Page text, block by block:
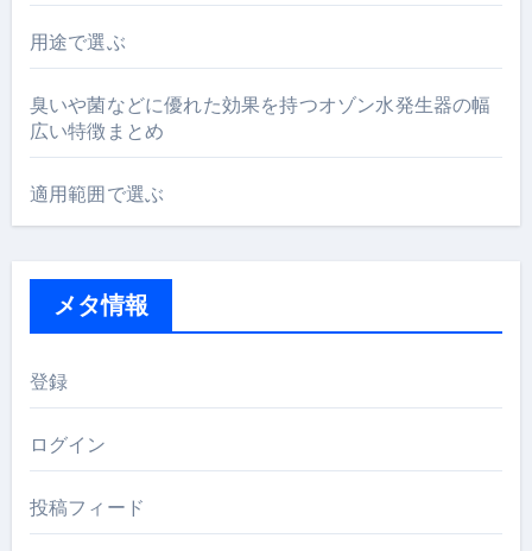
用途で選ぶ
臭いや菌などに優れた効果を持つオゾン水発生器の幅
広い特徴まとめ
適用範囲で選ぶ
メタ情報
登録
ログイン
投稿フィード